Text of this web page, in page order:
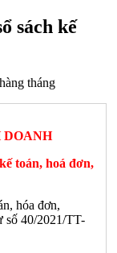
sách kế
tháng
DOANH
toán, hoá đơn,
hóa đơn,
số 40/2021/TT-